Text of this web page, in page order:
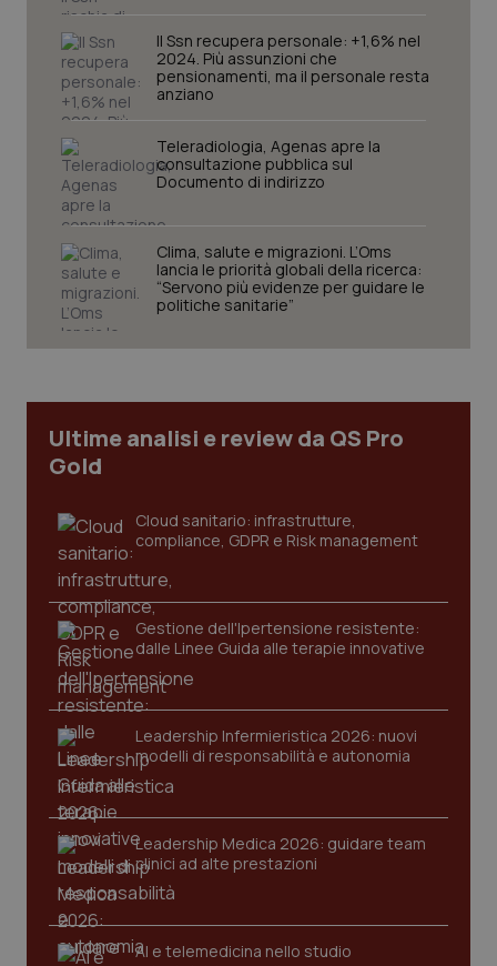
Il Ssn recupera personale: +1,6% nel
2024. Più assunzioni che
pensionamenti, ma il personale resta
anziano
Teleradiologia, Agenas apre la
consultazione pubblica sul
Documento di indirizzo
Clima, salute e migrazioni. L’Oms
lancia le priorità globali della ricerca:
“Servono più evidenze per guidare le
politiche sanitarie”
Ultime analisi e review da QS Pro
Gold
Cloud sanitario: infrastrutture,
compliance, GDPR e Risk management
Gestione dell'Ipertensione resistente:
dalle Linee Guida alle terapie innovative
Leadership Infermieristica 2026: nuovi
modelli di responsabilità e autonomia
Leadership Medica 2026: guidare team
clinici ad alte prestazioni
AI e telemedicina nello studio
I cookie necessari contribuiscono a rendere fruibile il
sito web abilitandone funzionalità di base quali la
navigazione sulle pagine e l'accesso alle aree
protette del sito. Il sito web non è in grado di
funzionare correttamente senza questi cookie.
Nome
Fornitore /Dominio
VISITOR_PRIVACY_METADATA
YouTube
CookieScriptConsent
CookieScript
www.quotidianosanita.it
tracking-sites-ironfish-
tracking-enable
www.quotidianosanita.it